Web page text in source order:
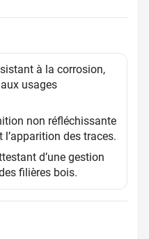
à la corrosion,
usages
non réfléchissante
des traces.
d’une gestion
filières bois.